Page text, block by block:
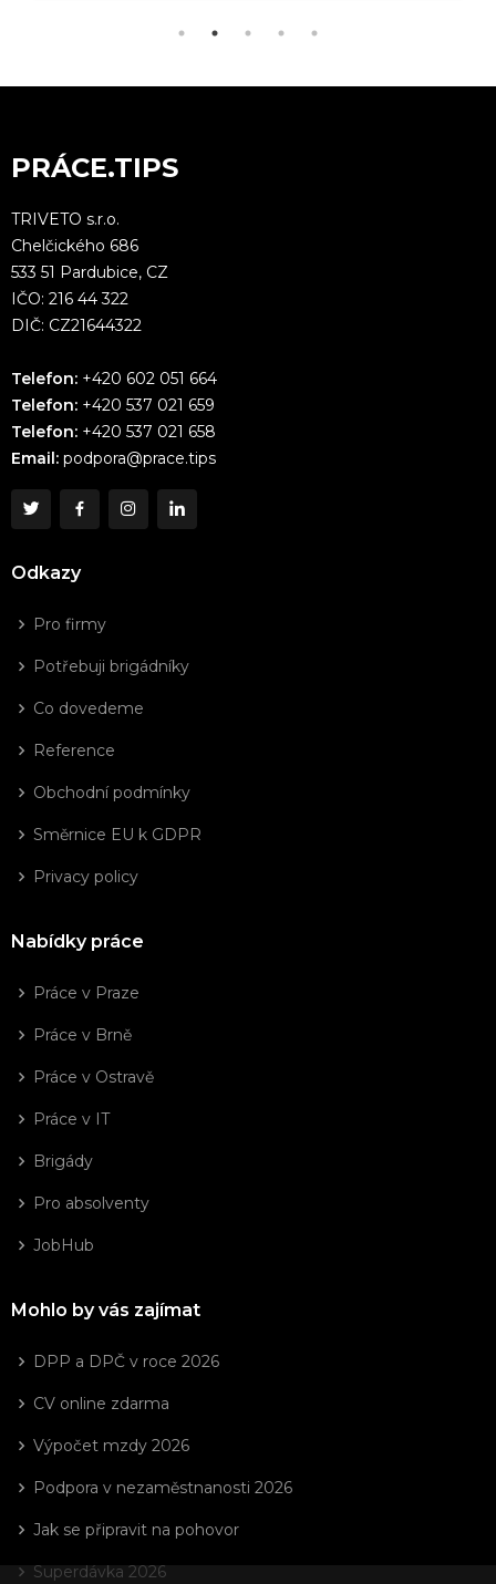
PRÁCE.TIPS
TRIVETO s.r.o.
Chelčického 686
533 51 Pardubice, CZ
IČO: 216 44 322
DIČ: CZ21644322
Telefon: +420 602 051 664
Telefon: +420 537 021 659
Telefon: +420 537 021 658
Email: podpora@prace.tips
Odkazy
Pro firmy
Potřebuji brigádníky
Co dovedeme
Reference
Obchodní podmínky
Směrnice EU k GDPR
Privacy policy
Nabídky práce
Práce v Praze
Práce v Brně
Práce v Ostravě
Práce v IT
Brigády
Pro absolventy
JobHub
Mohlo by vás zajímat
DPP a DPČ v roce 2026
CV online zdarma
Výpočet mzdy 2026
Podpora v nezaměstnanosti 2026
Jak se připravit na pohovor
Superdávka 2026